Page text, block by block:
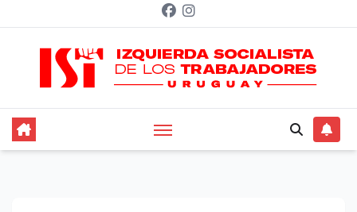
contenido